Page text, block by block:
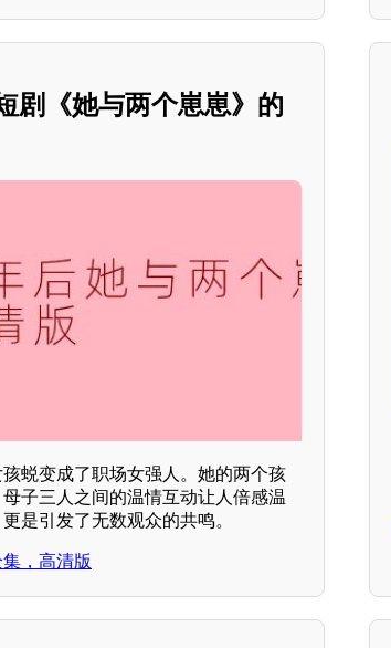
剧《她与两个崽崽》的
蜕变成了职场女强人。她的两个孩
子三人之间的温情互动让人倍感温
是引发了无数观众的共鸣。
，高清版